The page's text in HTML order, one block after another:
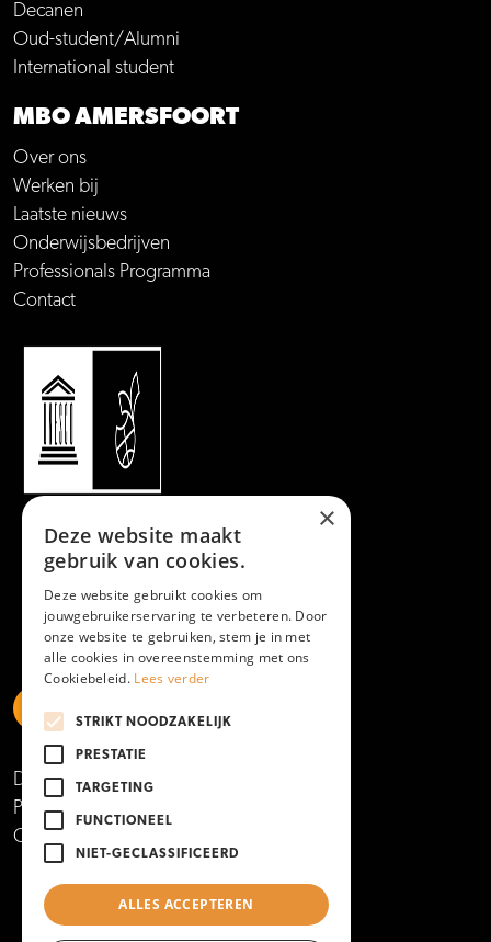
Decanen
Oud-student/Alumni
International student
MBO AMERSFOORT
Over ons
Werken bij
Laatste nieuws
Onderwijsbedrijven
Professionals Programma
Contact
https://www.linkedin.com/school/mboamersfoort
https://www.instagram.com/mboamersfoort/
https://www.facebook.com/MBOAmersfoort
Disclaimer
Privacy- en cookieverklaring
Copyright 2025
×
Deze website maakt
gebruik van cookies.
Deze website gebruikt cookies om
jouwgebruikerservaring te verbeteren. Door
onze website te gebruiken, stem je in met
alle cookies in overeenstemming met ons
Cookiebeleid. Lees verder
STRIKT NOODZAKELIJK
PRESTATIE
TARGETING
FUNCTIONEEL
NIET-GECLASSIFICEERD
ALLES ACCEPTEREN